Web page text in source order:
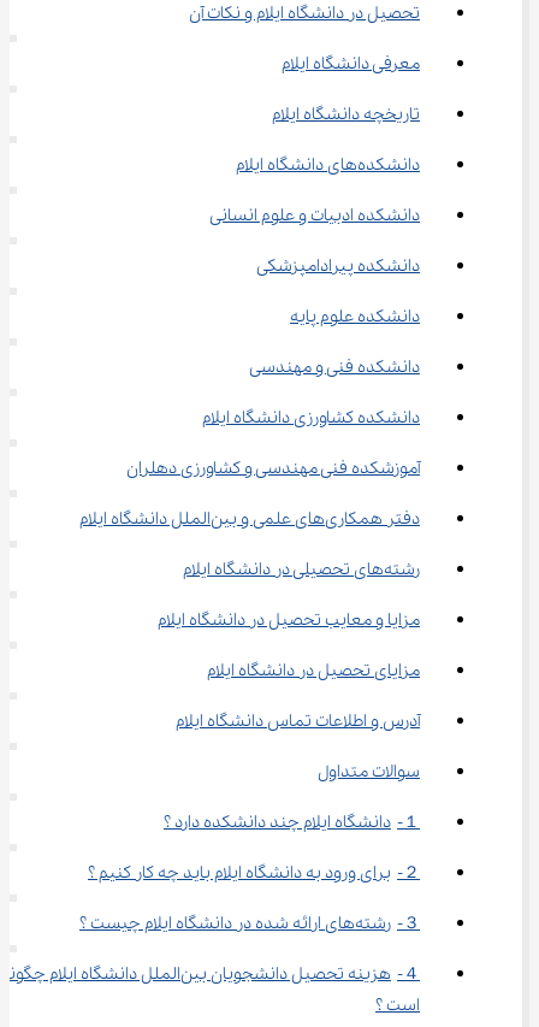
تحصیل در دانشگاه ایلام و نکات آن
معرفی دانشگاه ایلام
تاریخچه دانشگاه ایلام
دانشکده‌های دانشگاه ایلام
دانشکده ادبیات و علوم انسانی
دانشکده پیرادامپزشکی
دانشکده علوم پایه
دانشکده فنی و مهندسی
دانشکده کشاورزی دانشگاه ایلام
آموزشکده فنی مهندسی و کشاورزی دهلران
دفتر همکاری‌های علمی و بین‌الملل دانشگاه ایلام
رشته‌های تحصیلی در دانشگاه ایلام
مزایا و معایب تحصیل در دانشگاه ایلام
مزایای تحصیل در دانشگاه ایلام
آدرس و اطلاعات تماس دانشگاه ایلام
سوالات متداول
１-	دانشگاه ایلام چند دانشکده دارد ؟
２-	برای ورود به دانشگاه ایلام باید چه کار کنیم ؟
３-	رشته‌های ارائه شده در دانشگاه ایلام چیست ؟
４-	هزینه تحصیل دانشجویان بین‌الملل دانشگاه ایلام
است ؟